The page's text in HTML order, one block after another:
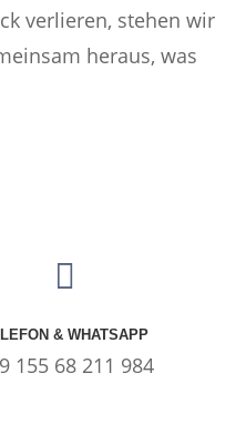
verlieren, stehen wir
heraus, was

& WHATSAPP
155 68 211 984